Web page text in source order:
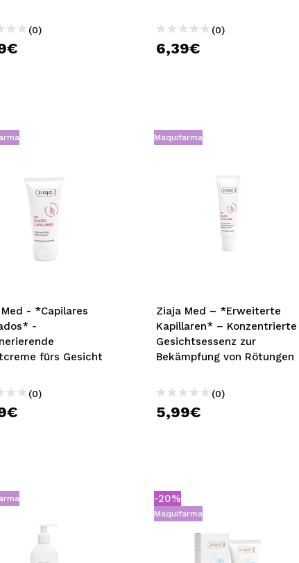
(0) (0)
6,39€
- *Capilares
-
fürs Gesicht
(0)
Maquifarma
Ziaja Med – *Erweiterte
Kapillaren* – Konzentrierte
Gesichtsessenz zur
Bekämpfung von Rötungen
(0)
5,99€
-20%
Maquifarma